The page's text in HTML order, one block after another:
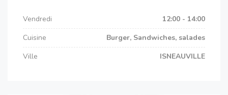
Vendredi
12:00 - 14:00
Cuisine
Burger, Sandwiches, salades
Ville
ISNEAUVILLE